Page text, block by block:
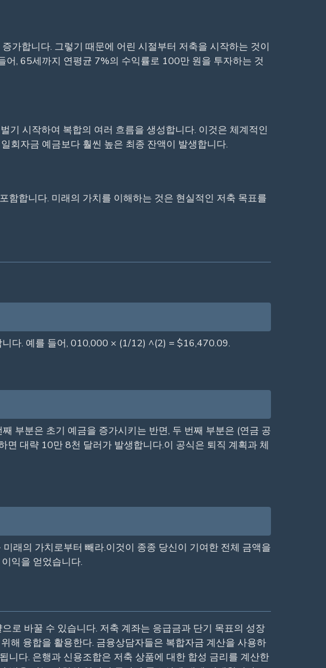
가합니다. 그렇기 때문에 어린 시절부터 저축을 시작하는 것이
어, 65세까지 연평균 7%의 수익률로 100만 원을 투자하는 것
기 시작하여 복합의 여러 흐름을 생성합니다. 이것은 체계적인
회자금 예금보다 훨씬 높은 최종 잔액이 발생합니다.
함합니다. 미래의 가치를 이해하는 것은 현실적인 저축 목표를
니다. 예를 들어, 010,000 × (1/12) ^(2) = $16,470.09.
부분은 초기 예금을 증가시키는 반면, 두 번째 부분은 (연금 공
대략 10만 8천 달러가 발생합니다.이 공식은 퇴직 계획과 체
래의 가치로부터 빼라.이것이 종종 당신이 기여한 전체 금액을
익을 얻었습니다.
로 바꿀 수 있습니다. 저축 계좌는 응급금과 단기 목표의 성장
해 융합을 활용한다. 금융상담자들은 복합자금 계산을 사용하
니다. 은행과 신용조합은 저축 상품에 대한 합성 금리를 계산한